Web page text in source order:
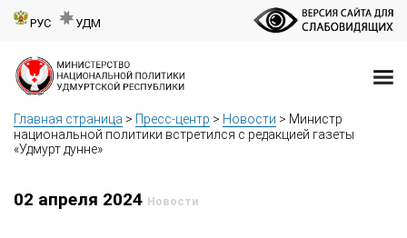
РУС УДМ
Главная страница > Пресс-центр > Новости > Министр
национальной политики встретился с редакцией газеты
«Удмурт дунне»
02 апреля 2024 Новости